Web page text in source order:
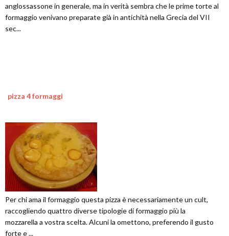
anglossassone in generale, ma in verità sembra che le prime torte al
formaggio venivano preparate già in antichità nella Grecia del VII
sec...
pizza 4 formaggi
Per chi ama il formaggio questa pizza è necessariamente un cult,
raccogliendo quattro diverse tipologie di formaggio più la
mozzarella a vostra scelta. Alcuni la omettono, preferendo il gusto
forte e ...